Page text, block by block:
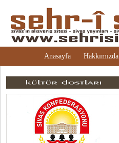
Anasayfa Hakkımızda